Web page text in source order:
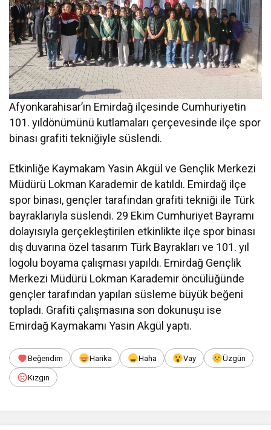
Afyonkarahisar’ın Emirdağ ilçesinde Cumhuriyetin
101. yıldönümünü kutlamaları çerçevesinde ilçe spor
binası grafiti tekniğiyle süslendi.
Etkinliğe Kaymakam Yasin Akgül ve Gençlik Merkezi
Müdürü Lokman Karademir de katıldı. Emirdağ ilçe
spor binası, gençler tarafından grafiti tekniği ile Türk
bayraklarıyla süslendi. 29 Ekim Cumhuriyet Bayramı
dolayısıyla gerçekleştirilen etkinlikte ilçe spor binası
dış duvarına özel tasarım Türk Bayrakları ve 101. yıl
logolu boyama çalışması yapıldı. Emirdağ Gençlik
Merkezi Müdürü Lokman Karademir öncülüğünde
gençler tarafından yapılan süsleme büyük beğeni
topladı. Grafiti çalışmasına son dokunuşu ise
Emirdağ Kaymakamı Yasin Akgül yaptı.
Beğendim Harika Haha Vay Üzgün
Kızgın